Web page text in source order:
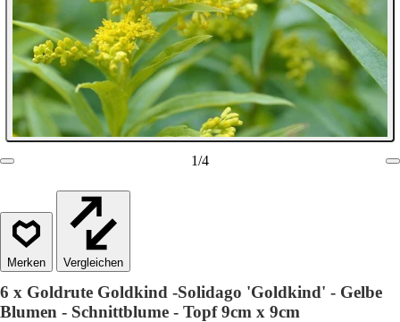
1/4
Vergleichen
6 x Goldrute Goldkind -Solidago 'Goldkind' - Gelbe
Blumen - Schnittblume - Topf 9cm x 9cm